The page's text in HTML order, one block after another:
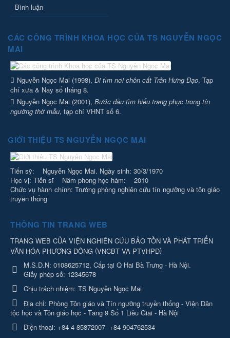
Bình luận
CÁC CÔNG TRÌNH KHOA HỌC CỦA TS NGUYỄN NGỌC
MAI
Nguyễn Ngọc Mai (1998), Đi tìm nơi chôn cất Trần Hưng Đạo, Tạp
chí xưa & Nay số tháng 8.
Nguyễn Ngọc Mai (2001), Bước đầu tìm hiểu trang phục trong tín
ngưỡng thờ mẫu, tạp chí VHNT số 6.
GIỚI THIỆU TS NGUYỄN NGỌC MAI
Tiến sỹ: Nguyễn Ngọc Mai. Ngày sinh: 30/3/1970
Học vị: Tiến sĩ Năm phong học hàm: 2010
Chức vụ hành chính: Trưởng phòng nghiên cứu tín ngưỡng và tôn giáo
truyền thống
THÔNG TIN TRANG WEB
TRANG WEB CỦA VIỆN NGHIÊN CỨU BẢO TỒN VÀ PHÁT TRIỂN
VĂN HÓA PHƯƠNG ĐÔNG (VNCBT VA PTVHPD)
M.S.D.N: 0108625712, Cấp tại Q Hai Bà Trưng - Hà Nội.
Giấy phép số: 12345678
Chịu trách nhiệm: TS Nguyễn Ngọc Mai
Địa chỉ: Phòng Tôn giáo và Tín ngưỡng truyền thống - Viện Dân
tộc học và Tôn giáo học - Tầng 9 Số 1 Liễu Giai - Hà Nội
Điện thoại: +84-4-85872007 +84-904762534